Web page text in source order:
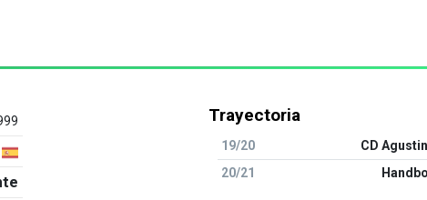
Trayectoria
19/20
CD
20/21